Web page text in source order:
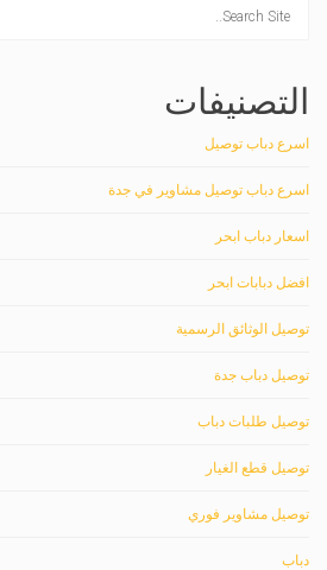
التصنيفات
اسرع دباب توصيل
اسرع دباب توصيل مشاوير في جدة
اسعار دباب ابحر
افضل دبابات ابحر
توصيل الوثائق الرسمية
توصيل دباب جدة
توصيل طلبات دباب
توصيل قطع الغيار
توصيل مشاوير فوري
دباب